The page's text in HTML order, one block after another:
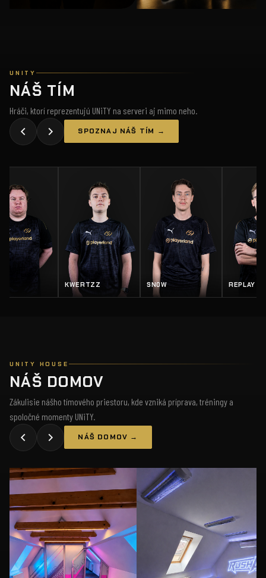
UNITY
NÁŠ TÍM
Hráči, ktorí reprezentujú UNiTY na serveri aj mimo neho.
SPOZNAJ NÁŠ TÍM →
SN0W REPLAY SALTY
UNITY HOUSE
NÁŠ DOMOV
Zákulisie nášho tímového priestoru, kde vzniká príprava, tréningy a
spoločné momenty UNiTY.
NÁŠ DOMOV →